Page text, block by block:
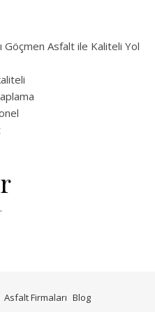
Göçmen Asfalt ile Kaliteli Yol
Asfalt Firmaları Blog